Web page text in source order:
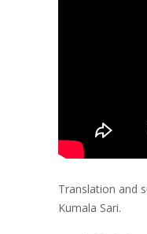
Translation and
Kumala Sari.